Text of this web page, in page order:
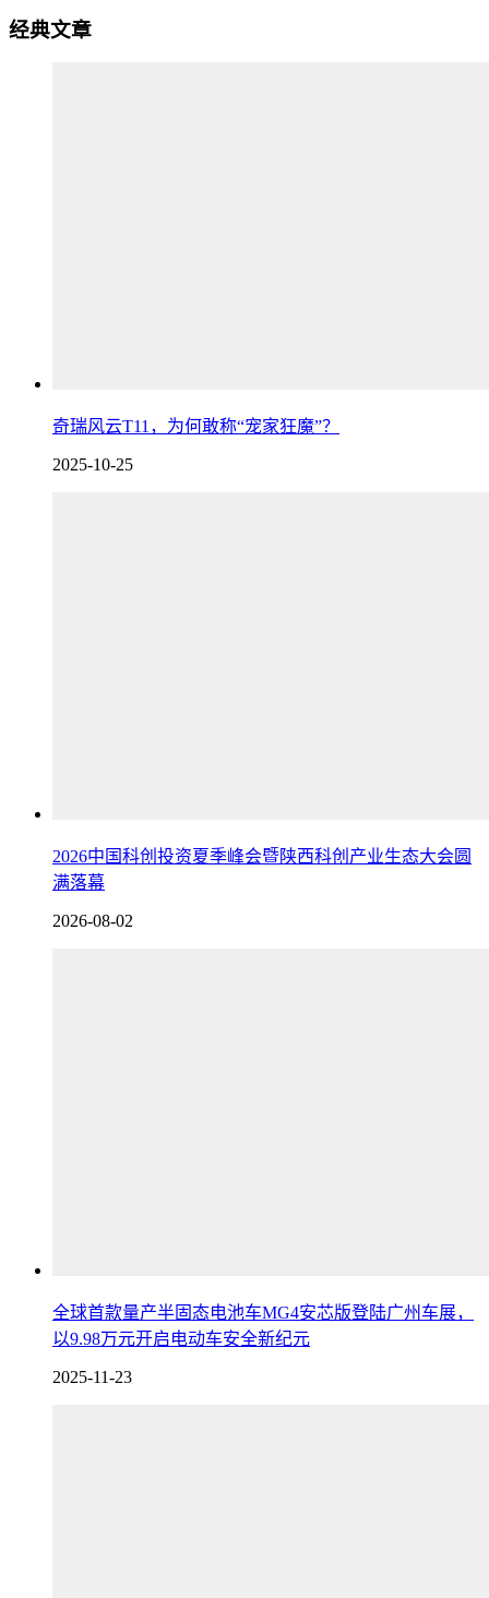
经典文章
奇瑞风云T11，为何敢称“宠家狂魔”？
2025-10-25
2026中国科创投资夏季峰会暨陕西科创产业生态大会圆
满落幕
2026-08-02
全球首款量产半固态电池车MG4安芯版登陆广州车展，
以9.98万元开启电动车安全新纪元
2025-11-23